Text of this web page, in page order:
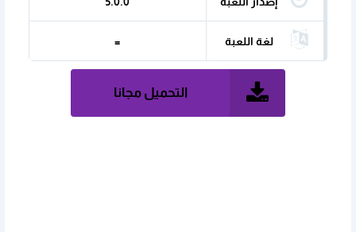
لغة اللعبة =
التحميل مجانا